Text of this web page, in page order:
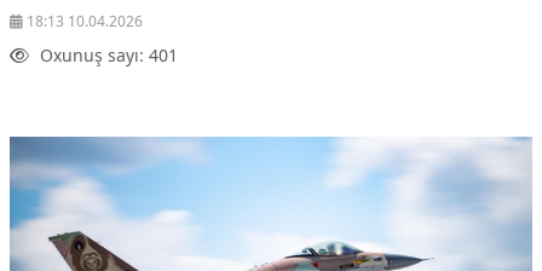
18:13 10.04.2026
Oxunuş sayı: 401